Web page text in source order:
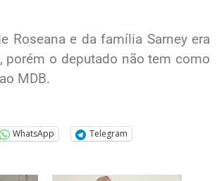
Roseana e da família Sarney era
porém o deputado não tem como
MDB.
WhatsApp Telegram